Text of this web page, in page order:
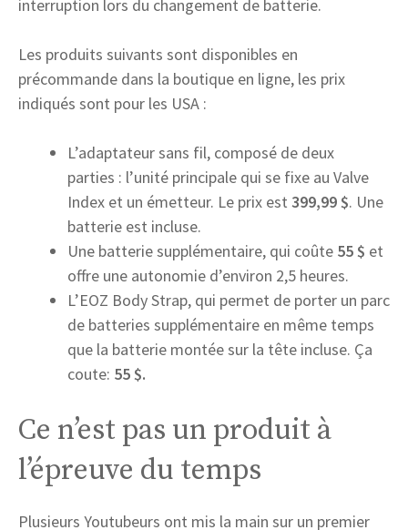
interruption lors du changement de batterie.
Les produits suivants sont disponibles en
précommande dans la boutique en ligne, les prix
indiqués sont pour les USA :
L’adaptateur sans fil, composé de deux
parties : l’unité principale qui se fixe au Valve
Index et un émetteur. Le prix est 399,99 $. Une
batterie est incluse.
Une batterie supplémentaire, qui coûte 55 $ et
offre une autonomie d’environ 2,5 heures.
L’EOZ Body Strap, qui permet de porter un parc
de batteries supplémentaire en même temps
que la batterie montée sur la tête incluse. Ça
coute: 55 $.
Ce n’est pas un produit à
l’épreuve du temps
Plusieurs Youtubeurs ont mis la main sur un premier